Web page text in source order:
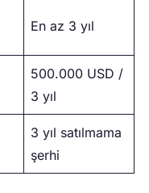
En az 3 yıl
500.000 USD /
3 yıl
3 yıl satılmama
şerhi